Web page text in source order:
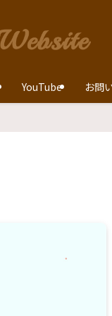
YouTube お問